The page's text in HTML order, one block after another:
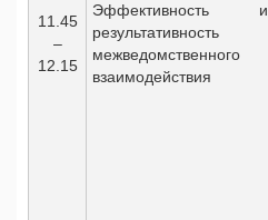
11.45
–
12.15
Эффективность и
результативность
межведомственного
взаимодействия